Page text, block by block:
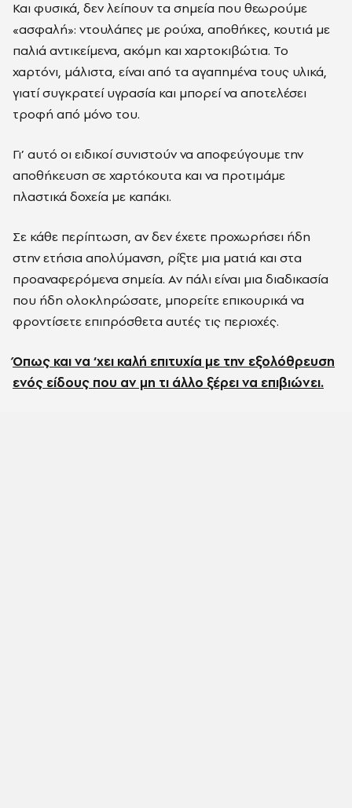
Και φυσικά, δεν λείπουν τα σημεία που θεωρούμε
«ασφαλή»: ντουλάπες με ρούχα, αποθήκες, κουτιά με
παλιά αντικείμενα, ακόμη και χαρτοκιβώτια. Το
χαρτόνι, μάλιστα, είναι από τα αγαπημένα τους υλικά,
γιατί συγκρατεί υγρασία και μπορεί να αποτελέσει
τροφή από μόνο του.
Γι’ αυτό οι ειδικοί συνιστούν να αποφεύγουμε την
αποθήκευση σε χαρτόκουτα και να προτιμάμε
πλαστικά δοχεία με καπάκι.
Σε κάθε περίπτωση, αν δεν έχετε προχωρήσει ήδη
στην ετήσια απολύμανση, ρίξτε μια ματιά και στα
προαναφερόμενα σημεία. Αν πάλι είναι μια διαδικασία
που ήδη ολοκληρώσατε, μπορείτε επικουρικά να
φροντίσετε επιπρόσθετα αυτές τις περιοχές.
Όπως και να ‘χει καλή επιτυχία με την εξολόθρευση
ενός είδους που αν μη τι άλλο ξέρει να επιβιώνει.